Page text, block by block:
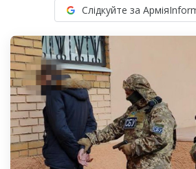
Слідкуйте за